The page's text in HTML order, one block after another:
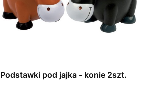
Podstawki pod jajka - konie 2szt.